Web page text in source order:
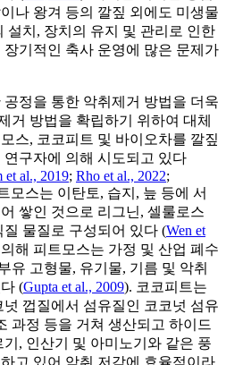
나 왕겨 등의 깔짚 외에도 미생물
설치, 장치의 유지 및 관리로 인한
기적인 축사 운영에 많은 문제가
정을 통한 악취제거 방법을 더욱
거 방법을 확립하기 위하여 대체
스, 코코피트 및 바이오차를 깔짚
구자에 의해 시도되고 있다
et al., 2019; Rho et al., 2022;
모스는 이탄토, 습지, 늪 등에 서
쌓인 것으로 리그닌, 셀룰로스
물질로 구성되어 있다 (Wen et
해 피트모스는 가정 및 산업 폐수
유 고형물, 유기물, 기름 및 악취
(Gupta et al., 2009). 코코피트는
껍질에서 섬유질인 코코넛 섬유
과정 등을 거쳐 생산되고 하이드
, 인산기 및 아미노기와 같은 풍
고 있어 악취 저감에 효율적이라